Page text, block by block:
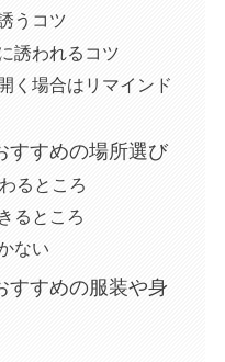
うコツ
誘われるコツ
く場合はリマインド
すすめの場所選び
るところ
るところ
ない
すすめの服装や身